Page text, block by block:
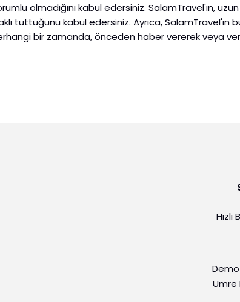
olmadığını kabul edersiniz. SalamTravel'ın,
tuttuğunu kabul edersiniz. Ayrıca,
bir zamanda, önceden haber vererek veya
Hızlı
Umre